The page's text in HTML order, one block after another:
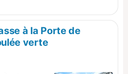
la statue au Jardin du
le Pont de la Tournelle. Entre
suit une portion de
Auguste et traverse les
à la Porte de
verte